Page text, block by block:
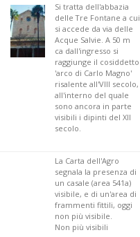
Si tratta dell'abbazia
delle Tre Fontane a cui
si accede da via delle
Acque Salvie. A 50 m
ca dall'ingresso si
raggiunge il cosiddetto
'arco di Carlo Magno'
risalente all'VIII secolo,
all'interno del quale
sono ancora in parte
visibili i dipinti del XII
secolo.
La Carta dell'Agro
segnala la presenza di
un casale (area 541a)
visibile, e di un'area di
frammenti fittili, oggi
non più visibile.
Non più visibili